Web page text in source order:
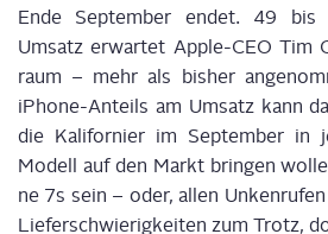
Ende Sep­tem­ber endet. 49 bis
Umsatz erwar­tet Apple-CEO
raum – mehr als bis­her
iPho­ne-Anteils am Umsatz kann
die Kali­for­ni­er im Sep­tem­ber in
Modell auf den Markt brin­gen
ne 7s sein – oder, allen
Lie­fer­schwie­rig­kei­ten zum Trotz,